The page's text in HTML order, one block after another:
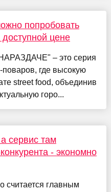
попробовать
цене
– это серия
где высокую
street food, объединив
горо...
сервис там
- экономно
считается главным